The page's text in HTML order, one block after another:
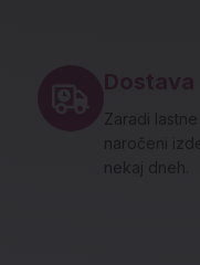
Dostava
Zaradi
naročeni
nekaj dneh.